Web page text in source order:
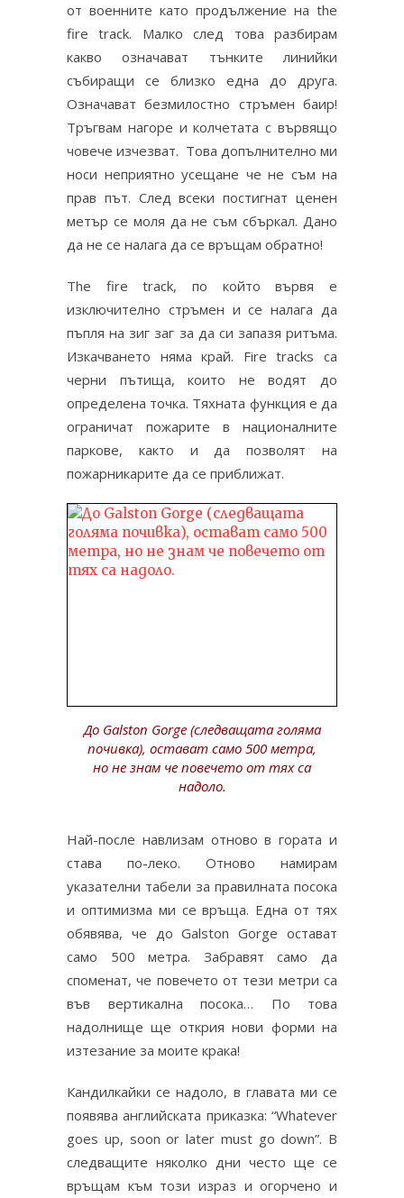
от военните като продължение на the
fire track. Малко след това разбирам
какво означават тънките линийки
събиращи се близко една до друга.
Означават безмилостно стръмен баир!
Тръгвам нагоре и колчетата с вървящо
човече изчезват. Това допълнително ми
носи неприятно усещане че не съм на
прав път. След всеки постигнат ценен
метър се моля да не съм сбъркал. Дано
да не се налага да се връщам обратно!
The fire track, по който вървя е
изключително стръмен и се налага да
пъпля на зиг заг за да си запазя ритъма.
Изкачването няма край. Fire tracks са
черни пътища, които не водят до
определена точка. Тяхната функция е да
ограничат пожарите в националните
паркове, както и да позволят на
пожарникарите да се приближат.
До Galston Gorge (следващата голяма
почивка), остават само 500 метра,
но не знам че повечето от тях са
надоло.
Най-после навлизам отново в гората и
става по-леко. Отново намирам
указателни табели за правилната посока
и оптимизма ми се връща. Една от тях
обявява, че до Galston Gorge остават
само 500 метра. Забравят само да
споменат, че повечето от тези метри са
във вертикална посока… По това
надолнище ще открия нови форми на
изтезание за моите крака!
Кандилкайки се надоло, в главата ми се
появява английската приказка: “Whatever
goes up, soon or later must go down”. В
следващите няколко дни често ще се
връщам към този израз и огорчено и